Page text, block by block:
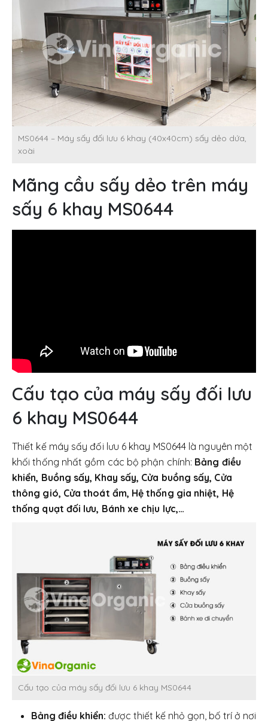
MS0644 – Máy sấy đối lưu 6 khay (40x40cm) sấy dẻo dứa,
xoài
Mãng cầu sấy dẻo trên máy
sấy 6 khay MS0644
Cấu tạo của máy sấy đối lưu
6 khay MS0644
Thiết kế máy sấy đối lưu 6 khay MS0644 là nguyên một
khối thống nhất gồm các bộ phận chính: Bảng điều
khiển, Buồng sấy, Khay sấy, Cửa buồng sấy, Cửa
thông gió, Cửa thoát ẩm, Hệ thống gia nhiệt, Hệ
thống quạt đối lưu, Bánh xe chịu lực,…
Cấu tạo của máy sấy đối lưu 6 khay MS0644
Bảng điều khiển: được thiết kế nhỏ gọn, bố trí ở nơi